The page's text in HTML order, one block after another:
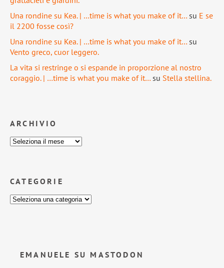
Una rondine su Kea. | …time is what you make of it… su E se
il 2200 fosse così?
Una rondine su Kea. | …time is what you make of it… su
Vento greco, cuor leggero.
La vita si restringe o si espande in proporzione al nostro
coraggio. | …time is what you make of it… su Stella stellina.
ARCHIVIO
CATEGORIE
EMANUELE SU MASTODON